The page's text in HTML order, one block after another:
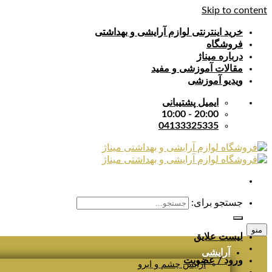
Skip to content
خرید اینترنتی لوازم آرایشی و بهداشتی
فروشگاه
درباره میناژ
مقالات آموزشی و مفید
ویدیو آموزشی
ایمیل پشتیبانی
20:00 - 10:00
04133325335
جستجو برای:
لیست علایق
ورود / عضویت
منو
آرایشی
آرایش چشم و ابرو